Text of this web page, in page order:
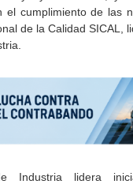
el cumplimiento de las
de la Calidad SICAL,
Industria lidera